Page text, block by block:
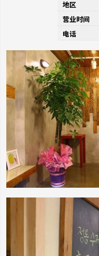
地区
营业时间
电话